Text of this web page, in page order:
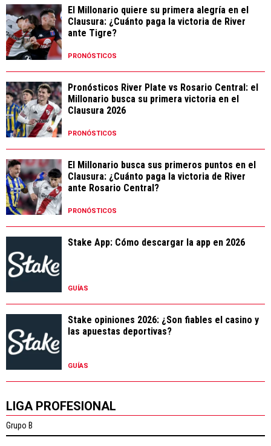
El Millonario quiere su primera alegría en el
Clausura: ¿Cuánto paga la victoria de River
ante Tigre?
PRONÓSTICOS
Pronósticos River Plate vs Rosario Central: el
Millonario busca su primera victoria en el
Clausura 2026
PRONÓSTICOS
El Millonario busca sus primeros puntos en el
Clausura: ¿Cuánto paga la victoria de River
ante Rosario Central?
PRONÓSTICOS
Stake App: Cómo descargar la app en 2026
GUÍAS
Stake opiniones 2026: ¿Son fiables el casino y
las apuestas deportivas?
GUÍAS
LIGA PROFESIONAL